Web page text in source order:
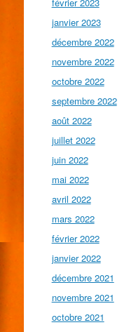
janvier 2023
décembre 2022
novembre 2022
octobre 2022
septembre 2022
août 2022
juillet 2022
juin 2022
mai 2022
avril 2022
mars 2022
février 2022
janvier 2022
décembre 2021
novembre 2021
octobre 2021